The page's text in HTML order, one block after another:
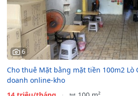
6
Cho thuê Mặt bằng mặt tiền 100m2 Lò
doanh online-kho